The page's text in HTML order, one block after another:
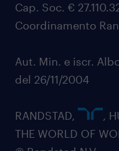
Cap. Soc. €
Coordinamento
Aut. Min. e iscr.
del 26/11/2004
RANDSTAD,
,
THE WORLD OF